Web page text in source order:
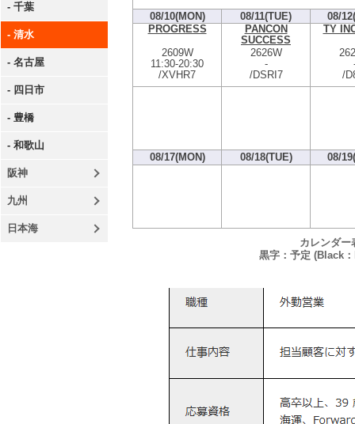
- 千葉
- 清水
- 名古屋
- 四日市
- 豊橋
- 和歌山
阪神
九州
日本海
08/10(MON) 08/11(TUE)
08/
PROGRESS
2609W
11:30-20:30
/XVHR7
PANCON
SUCCESS
2626W
-
/DSRI7
TY
/
08/17(MON) 08/18(TUE) 08/
カレンダー
黒字：予定 (Black